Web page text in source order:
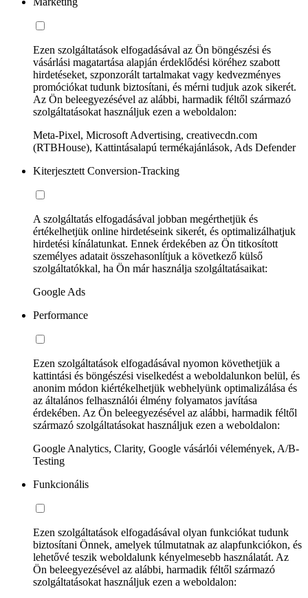
Ezen szolgáltatások elfogadásával az Ön böngészési és
vásárlási magatartása alapján érdeklődési köréhez szabott
hirdetéseket, szponzorált tartalmakat vagy kedvezményes
promóciókat tudunk biztosítani, és mérni tudjuk azok sikerét.
Az Ön beleegyezésével az alábbi, harmadik féltől származó
szolgáltatásokat használjuk ezen a weboldalon:
Meta-Pixel, Microsoft Advertising, creativecdn.com
(RTBHouse), Kattintásalapú termékajánlások, Ads Defender
Kiterjesztett Conversion-Tracking
A szolgáltatás elfogadásával jobban megérthetjük és
értékelhetjük online hirdetéseink sikerét, és optimalizálhatjuk
hirdetési kínálatunkat. Ennek érdekében az Ön titkosított
személyes adatait összehasonlítjuk a következő külső
szolgáltatókkal, ha Ön már használja szolgáltatásaikat:
Google Ads
Performance
Ezen szolgáltatások elfogadásával nyomon követhetjük a
kattintási és böngészési viselkedést a weboldalunkon belül, és
anonim módon kiértékelhetjük webhelyünk optimalizálása és
az általános felhasználói élmény folyamatos javítása
érdekében. Az Ön beleegyezésével az alábbi, harmadik féltől
származó szolgáltatásokat használjuk ezen a weboldalon:
Google Analytics, Clarity, Google vásárlói vélemények, A/B-
Testing
Funkcionális
Ezen szolgáltatások elfogadásával olyan funkciókat tudunk
biztosítani Önnek, amelyek túlmutatnak az alapfunkciókon, és
lehetővé teszik weboldalunk kényelmesebb használatát. Az
Ön beleegyezésével az alábbi, harmadik féltől származó
szolgáltatásokat használjuk ezen a weboldalon: